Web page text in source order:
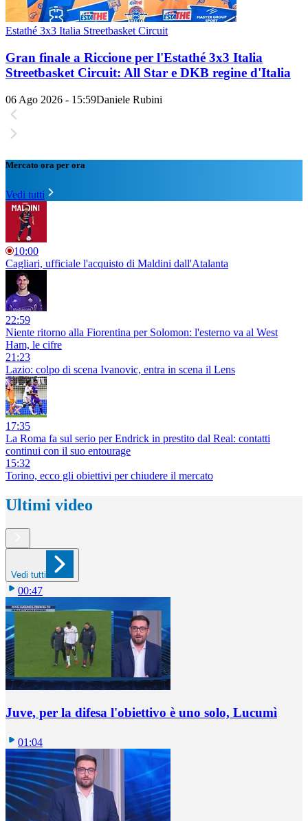
Estathé 3x3 Italia Streetbasket Circuit
Gran finale a Riccione per l'Estathé 3x3 Italia
Streetbasket Circuit: All Star e DKB regine d'Italia
06 Ago 2026 - 15:59Daniele Rubini
Mercato ora per ora
Vedi tutti
10:00
Cagliari, ufficiale l'acquisto di Maldini dall'Atalanta
22:59
Niente ritorno alla Fiorentina per Solomon: l'esterno va al West
Ham, le cifre
21:23
Lazio: colpo di scena Ivanovic, entra in scena il Lens
17:35
La Roma fa sul serio per Endrick in prestito dal Real: contatti
continui con il suo entourage
15:32
Torino, ecco gli obiettivi per chiudere il mercato
Ultimi video
Vedi tutti
00:47
Juve, per la difesa l'obiettivo è uno solo, Lucumì
01:04